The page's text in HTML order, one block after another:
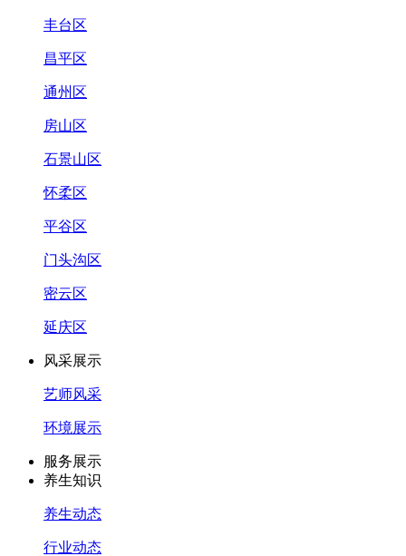
丰台区
昌平区
通州区
房山区
石景山区
怀柔区
平谷区
门头沟区
密云区
延庆区
风采展示
艺师风采
环境展示
服务展示
养生知识
养生动态
行业动态